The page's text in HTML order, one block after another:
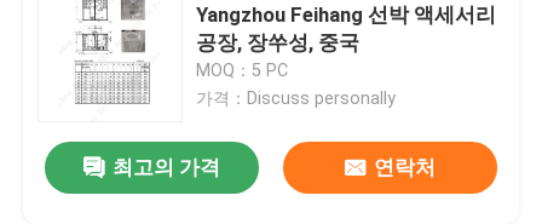
Yangzhou Feihang 선박 액세서리
공장, 장쑤성, 중국
MOQ：5 PC
가격：Discuss personally
최고의 가격 연락처